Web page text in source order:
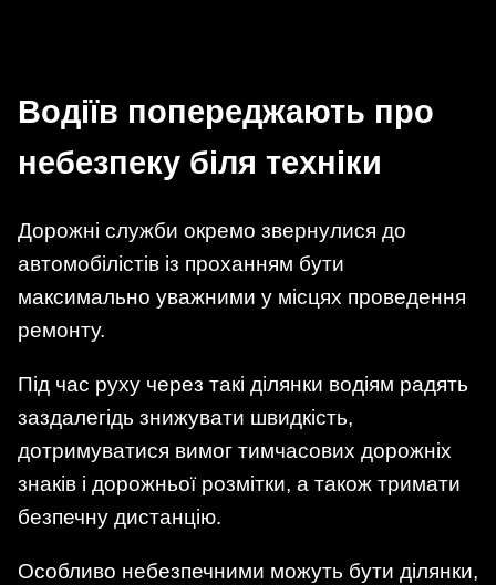
Водіїв попереджають про
небезпеку біля техніки
Дорожні служби окремо звернулися до
автомобілістів із проханням бути
максимально уважними у місцях проведення
ремонту.
Під час руху через такі ділянки водіям радять
заздалегідь знижувати швидкість,
дотримуватися вимог тимчасових дорожніх
знаків і дорожньої розмітки, а також тримати
безпечну дистанцію.
Особливо небезпечними можуть бути ділянки,